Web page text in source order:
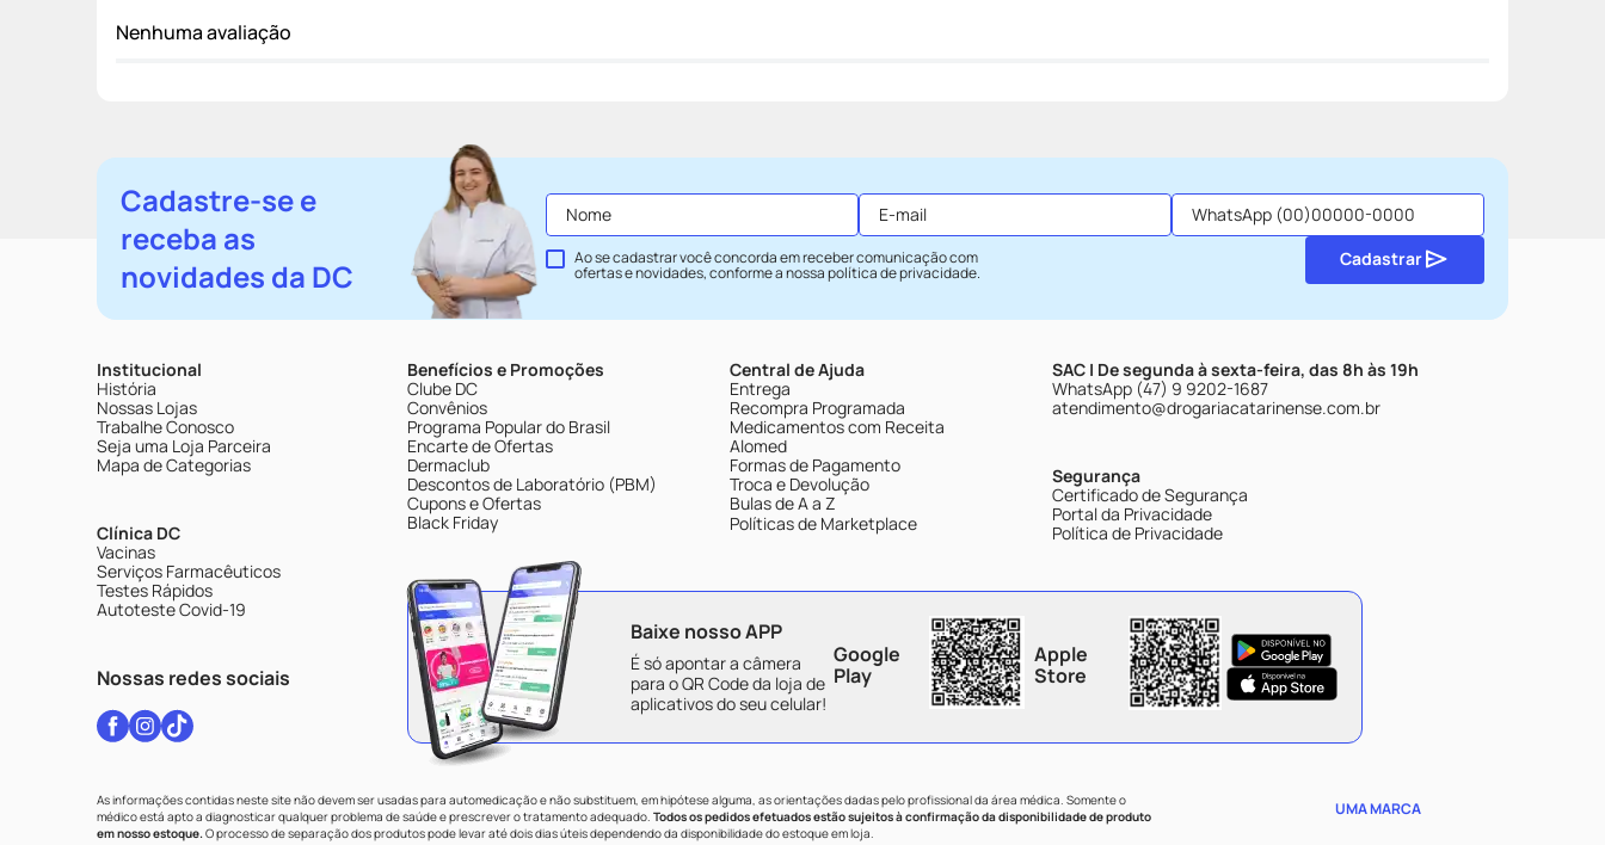
Nenhuma avaliação
Cadastre-se e
receba as
novidades da DC
Ao se cadastrar você concorda em receber comunicação com
ofertas e novidades, conforme a nossapolítica de privacidade.
Cadastrar
Institucional
História
Nossas Lojas
Trabalhe Conosco
Seja uma Loja Parceira
Mapa de Categorias
Clínica DC
Vacinas
Serviços Farmacêuticos
Testes Rápidos
Autoteste Covid-19
Nossas redes sociais
Benefícios e Promoções
Clube DC
Convênios
Programa Popular do Brasil
Encarte de Ofertas
Dermaclub
Descontos de Laboratório (PBM)
Cupons e Ofertas
Black Friday
Central de Ajuda
Entrega
Recompra Programada
Medicamentos com Receita
Alomed
Formas de Pagamento
Troca e Devolução
Bulas de A a Z
Políticas de Marketplace
SAC | De segunda à sexta-feira, das 8h às 19h
WhatsApp (47) 9 9202-1687
atendimento@drogariacatarinense.com.br
Segurança
Certificado de Segurança
Portal da Privacidade
Política de Privacidade
Baixe nosso APP
É só apontar a câmera
para o QR Code da loja de
aplicativos do seu celular!
Google
Play
Apple
Store
As informações contidas neste site não devem ser usadas para automedicação e não substituem, em hipótese alguma, as orientações dadas pelo profissional da área médica. Somente o
médico está apto a diagnosticar qualquer problema de saúde e prescrever o tratamento adequado. Todos os pedidos efetuados estão sujeitos à confirmação da disponibilidade de produto
em nosso estoque.O processo de separação dos produtos pode levar até dois dias úteis dependendo da disponibilidade do estoque em loja.
UMA MARCA